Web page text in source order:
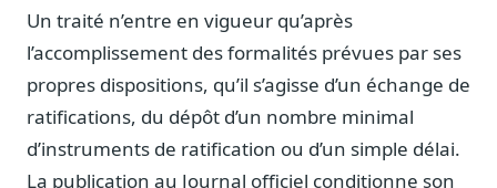
Ils utilisent Legiwatch
Public Sénat, ONG, cabinets
Qui sommes-nous
Méthode, valeurs et équipe
Charte IA
Fiabilité, souveraineté, sobriété
Un traité n’entre en vigueur qu’après
l’accomplissement des formalités prévues par ses
propres dispositions, qu’il s’agisse d’un échange de
ratifications, du dépôt d’un nombre minimal
d’instruments de ratification ou d’un simple délai.
La publication au Journal officiel conditionne son